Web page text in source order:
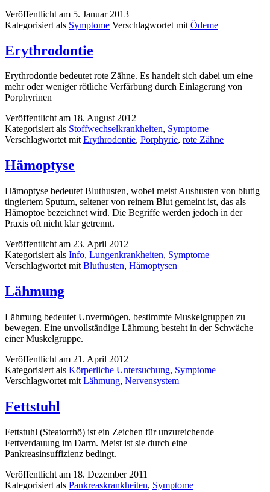
Veröffentlicht am 5. Januar 2013
Kategorisiert als Symptome Verschlagwortet mit Ödeme
Erythrodontie
Erythrodontie bedeutet rote Zähne. Es handelt sich dabei um eine
mehr oder weniger rötliche Verfärbung durch Einlagerung von
Porphyrinen
Veröffentlicht am 18. August 2012
Kategorisiert als Stoffwechselkrankheiten, Symptome
Verschlagwortet mitErythrodontie, Porphyrie, rote Zähne
Hämoptyse
Hämoptyse bedeutet Bluthusten, wobei meist Aushusten von blutig
tingiertem Sputum, seltener von reinem Blut gemeint ist, das als
Hämoptoe bezeichnet wird. Die Begriffe werden jedoch in der
Praxis oft nicht klar getrennt.
Veröffentlicht am 23. April 2012
Kategorisiert als Info, Lungenkrankheiten, Symptome
Verschlagwortet mit Bluthusten, Hämoptysen
Lähmung
Lähmung bedeutet Unvermögen, bestimmte Muskelgruppen zu
bewegen. Eine unvollständige Lähmung besteht in der Schwäche
einer Muskelgruppe.
Veröffentlicht am 21. April 2012
Kategorisiert als Körperliche Untersuchung, Symptome
Verschlagwortet mit Lähmung, Nervensystem
Fettstuhl
Fettstuhl (Steatorrhö) ist ein Zeichen für unzureichende
Fettverdauung im Darm. Meist ist sie durch eine
Pankreasinsuffizienz bedingt.
Veröffentlicht am 18. Dezember 2011
Kategorisiert als Pankreaskrankheiten, Symptome